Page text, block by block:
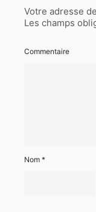
Votre adresse
Les champs
Commentaire
Nom *